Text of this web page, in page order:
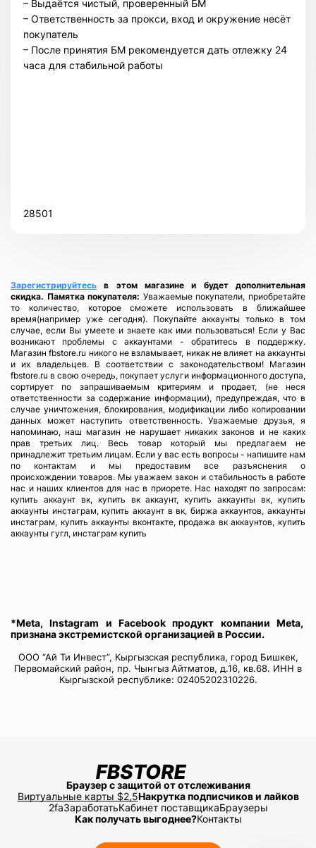
– Выдаётся чистый, проверенный БМ
– Ответственность за прокси, вход и окружение несёт
покупатель
– После принятия БМ рекомендуется дать отлежку 24
часа для стабильной работы
28501
Зарегистрируйтесь
в этом магазине и будет дополнительная
скидка. Памятка покупателя: Уважаемые покупатели, приобретайте
то количество, которое сможете использовать в ближайшее
время(например уже сегодня). Покупайте аккаунты только в том
случае, если Вы умеете и знаете как ими пользоваться! Если у Вас
возникают проблемы с аккаунтами - обратитесь в поддержку.
Магазин fbstore.ru никого не взламывает, никак не влияет на аккаунты
и их владельцев. В соответствии с законодательством! Магазин
fbstore.ru в свою очередь, покупает услуги информационного доступа,
сортирует по запрашиваемым критериям и продает, (не неся
ответственности за содержание информации), предупреждая, что в
случае уничтожения, блокирования, модификации либо копировании
данных может наступить ответственность. Уважаемые друзья, я
напоминаю, наш магазин не нарушает никаких законов и не каких
прав третьих лиц. Весь товар который мы предлагаем не
принадлежит третьим лицам. Если у вас есть вопросы - напишите нам
по контактам и мы предоставим все разъяснения о
происхождении товаров. Мы уважаем закон и стабильность в работе
нас и наших клиентов для нас в приорете. Нас находят по запросам:
купить аккаунт вк, купить вк аккаунт, купить аккаунты вк, купить
аккаунты инстаграм, купить аккаунт в вк, биржа аккаунтов, аккаунты
инстаграм, купить аккаунты вконтакте, продажа вк аккаунтов, купить
аккаунты гугл, инстаграм купить
*Meta, Instagram и Facebook продукт компании Meta,
признана экстремистской организацией в России.
ООО “Ай Ти Инвест”, Кыргызская республика, город Бишкек,
Первомайский район, пр. Чынгыз Айтматов, д.16, кв.68. ИНН в
Кыргызской республике: 02405202310226.
Браузер с защитой от отслеживания
Виртуальные карты $2,5Накрутка подписчиков и лайков
2faЗаработатьКабинет поставщикаБраузеры
Как получать выгоднее?Контакты